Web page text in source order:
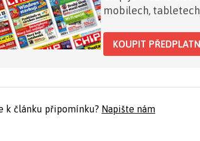
mobilech,
KOUPIT
k článku připomínku? Napište nám